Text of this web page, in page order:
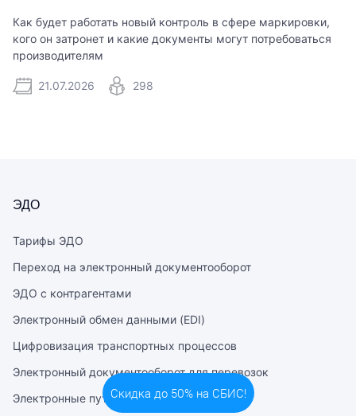
Как будет работать новый контроль в сфере маркировки,
кого он затронет и какие документы могут потребоваться
производителям
21.07.2026 298
ЭДО
Тарифы ЭДО
Переход на электронный документооборот
ЭДО с контрагентами
Электронный обмен данными (EDI)
Цифровизация транспортных процессов
Электронный документооборот для перевозок
Электронные путевые листы